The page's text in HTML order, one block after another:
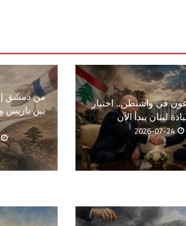
في واشنطن.. اختبار
لبنان يبدأ الآن
2026-07-24
من دمشق
بين